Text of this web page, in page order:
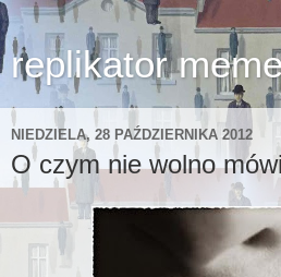
replikator
NIEDZIELA, 28 PAŹDZIERNIKA 2012
O czym nie wolno